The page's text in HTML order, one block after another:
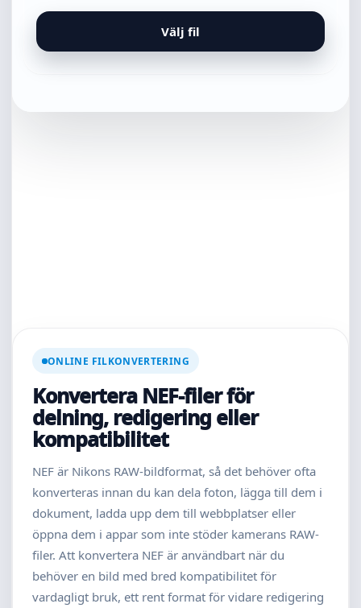
Välj fil
ONLINE FILKONVERTERING
Konvertera NEF-filer för
delning, redigering eller
kompatibilitet
NEF är Nikons RAW-bildformat, så det behöver ofta
konverteras innan du kan dela foton, lägga till dem i
dokument, ladda upp dem till webbplatser eller
öppna dem i appar som inte stöder kamerans RAW-
filer. Att konvertera NEF är användbart när du
behöver en bild med bred kompatibilitet för
vardagligt bruk, ett rent format för vidare redigering